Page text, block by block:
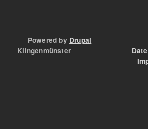
Powered by Drupal ©
Klingenmünster